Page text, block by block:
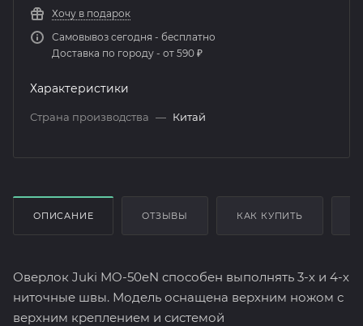
Хочу в подарок
Самовывоз сегодня - бесплатно
Доставка по городу - от 590 ₽
Характеристики
Страна производства — Китай
ОПИСАНИЕ ОТЗЫВЫ КАК КУПИТЬ
Оверлок Juki MO-50eN способен выполнять 3-х и 4-х
ниточные швы. Модель оснащена верхним ножом с
верхним креплением и системой